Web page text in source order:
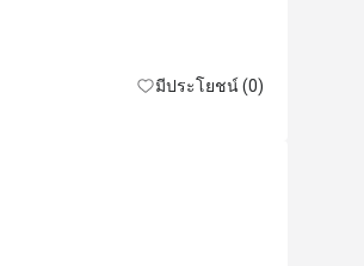
มีประโยชน์ (0)